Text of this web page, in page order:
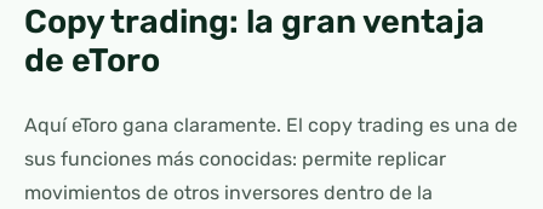
Copy trading: la gran ventaja
de eToro
Aquí eToro gana claramente. El copy trading es una de
sus funciones más conocidas: permite replicar
movimientos de otros inversores dentro de la